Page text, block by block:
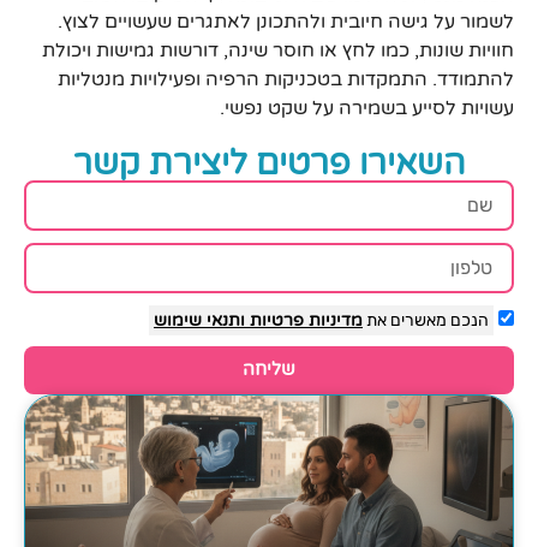
לשמור על גישה חיובית ולהתכונן לאתגרים שעשויים לצוץ.
חוויות שונות, כמו לחץ או חוסר שינה, דורשות גמישות ויכולת
להתמודד. התמקדות בטכניקות הרפיה ופעילויות מנטליות
עשויות לסייע בשמירה על שקט נפשי.
השאירו פרטים ליצירת קשר
הנכם מאשרים אתמדיניות פרטיות ותנאי שימוש
שליחה